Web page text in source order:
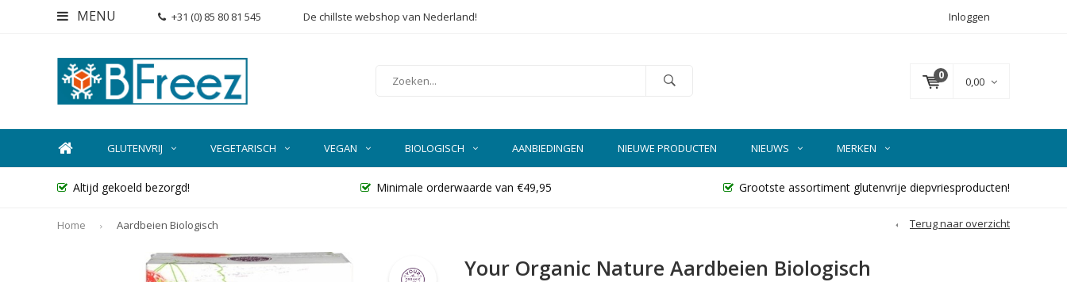
MENU +31 (0) 85 80 81 545 De chillste webshop van Nederland! Inloggen
0 0,00
GLUTENVRIJ VEGETARISCH VEGAN BIOLOGISCH AANBIEDINGEN NIEUWE PRODUCTEN NIEUWS MERKEN
Altijd gekoeld bezorgd! Minimale orderwaarde van €49,95 Grootste assortiment glutenvrije diepvriesproducten!
Home Aardbeien Biologisch Terug naar overzicht
Your Organic Nature Aardbeien Biologisch